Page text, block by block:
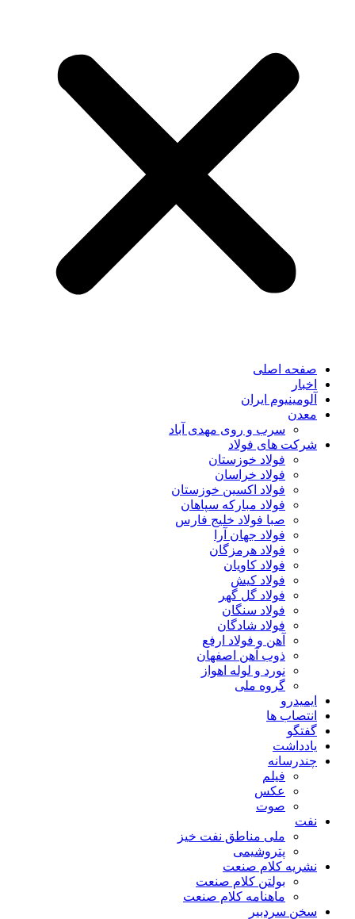
صفحه اصلی
اخبار
آلومینیوم ایران
معدن
سرب و روی مهدی آباد
شرکت های فولاد
فولاد خوزستان
فولاد خراسان
فولاد اکسین خوزستان
فولاد مبارکه سپاهان
صبا فولاد خلیج فارس
فولاد جهان آرا
فولاد هرمزگان
فولاد کاویان
فولاد کیش
فولاد گل گهر
فولاد سنگان
فولاد شادگان
آهن و فولاد ارفع
ذوب آهن اصفهان
نورد و لوله اهواز
گروه ملی
ایمیدرو
انتصاب ها
گفتگو
یادداشت
چندرسانه
فیلم
عکس
صوت
نفت
ملی مناطق نفت خیز
پتروشیمی
نشریه کلام صنعت
بولتن کلام صنعت
ماهنامه کلام صنعت
سخن سردبیر